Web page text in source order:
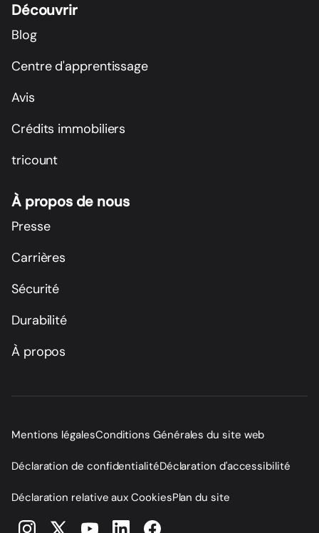
Découvrir
Blog
Centre d'apprentissage
Avis
Crédits immobiliers
tricount
À propos de nous
Presse
Carrières
Sécurité
Durabilité
À propos
Mentions légalesConditions Générales du site web
Déclaration de confidentialitéDéclaration d'accessibilité
Déclaration relative aux CookiesPlan du site